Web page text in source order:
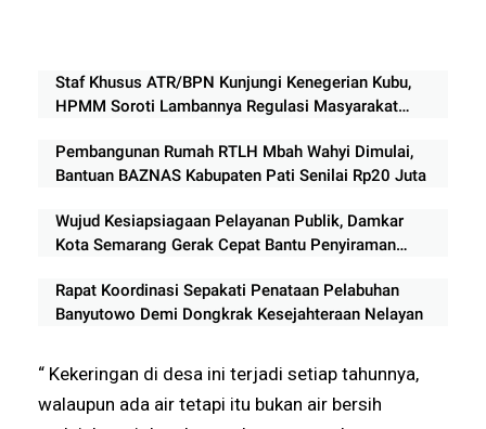
Staf Khusus ATR/BPN Kunjungi Kenegerian Kubu,
HPMM Soroti Lambannya Regulasi Masyarakat
Pembangunan Rumah RTLH Mbah Wahyi Dimulai,
Bantuan BAZNAS Kabupaten Pati Senilai Rp20 Juta
Wujud Kesiapsiagaan Pelayanan Publik, Damkar
Kota Semarang Gerak Cepat Bantu Penyiraman
Rapat Koordinasi Sepakati Penataan Pelabuhan
Banyutowo Demi Dongkrak Kesejahteraan Nelayan
“ Kekeringan di desa ini terjadi setiap tahunnya,
walaupun ada air tetapi itu bukan air bersih